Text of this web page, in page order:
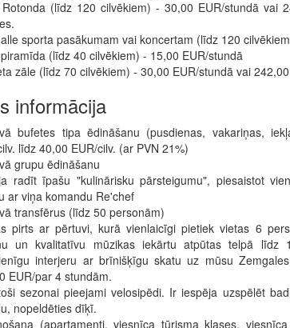
(līdz 120 cilvēkiem) - 30,00 EUR/stundā vai
sporta pasākumam vai koncertam (līdz 120
(līdz 40 cilvēkiem) - 15,00 EUR/stundā
zāle (līdz 70 cilvēkiem) - 30,00 EUR/stundā vai
informācija
bufetes tipa ēdināšanu (pusdienas, vakariņas,
līdz 40,00 EUR/cilv. (ar PVN 21%)
grupu ēdināšanu
radīt īpašu "kulinārisku pārsteigumu", piesaistot
ar viņa komandu Re'chef
transfērus (līdz 50 personām)
pirts ar pērtuvi, kurā vienlaicīgi pietiek vietas 6
un kvalitatīvu mūzikas iekārtu atpūtas telpā līdz
interjeru ar brīnišķīgu skatu uz mūsu
EUR/par 4 stundām.
sezonai pieejami velosipēdi. Ir iespēja uzspēlēt
nopeldēties dīķī.
(apartamenti, viesnīca tūrisma klases,